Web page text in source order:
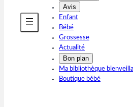
Avis
Enfant
Bébé
Grossesse
Actualité
Bon plan
Ma bibliothèque
Boutique bébé